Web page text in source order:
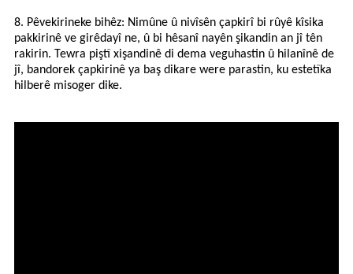
8. Pêvekirineke bihêz: Nimûne û nivîsên çapkirî bi rûyê kîsika
pakkirinê ve girêdayî ne, û bi hêsanî nayên şikandin an jî tên
rakirin. Tewra piştî xişandinê di dema veguhastin û hilanînê de
jî, bandorek çapkirinê ya baş dikare were parastin, ku estetîka
hilberê misoger dike.